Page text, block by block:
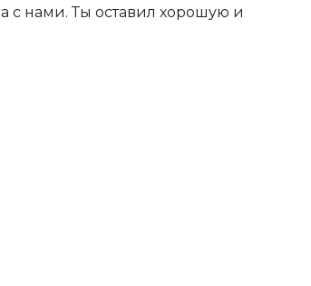
с нами. Ты оставил хорошую и